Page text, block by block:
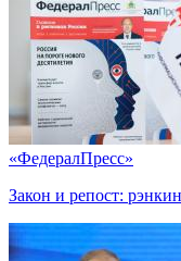
«ФедералПресс»
Закон и репост: